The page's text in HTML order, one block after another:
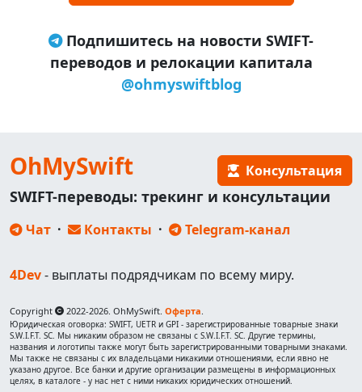
Подпишитесь на новости SWIFT-
переводов и релокации капитала
@ohmyswiftblog
OhMySwift Консультация
SWIFT-переводы: трекинг и консультации
Чат · Контакты · Telegram-канал
4Dev- выплаты подрядчикам по всему миру.
Copyright 2022-2026. OhMySwift. Оферта.
Юридическая оговорка: SWIFT, UETR и GPI - зарегистрированные товарные знаки
S.W.I.F.T. SC. Мы никаким образом не связаны с S.W.I.F.T. SC. Другие термины,
названия и логотипы также могут быть зарегистрированными товарными знаками.
Мы также не связаны с их владельцами никакими отношениями, если явно не
указано другое. Все банки и другие организации размещены в информационных
целях, в каталоге - у нас нет с ними никаких юридических отношений.